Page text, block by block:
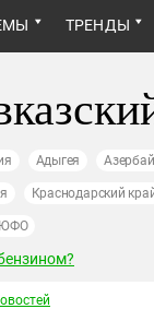
ТРЕНДЫ
Адыгея
Краснодарский
ЮФО